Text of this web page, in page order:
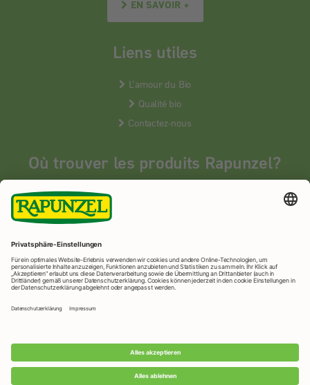
EN SAVOIR +
Liens utiles
L’amour du Bio
Qualité bio
Contactez-nous
Où trouver les produits Rapunzel?
Les produits Rapunzel sont vendus en France uniquement dans les
MAGASINS BIOS